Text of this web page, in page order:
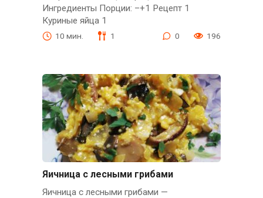
Ингредиенты Порции: –+1 Рецепт 1
Куриные яйца 1
10 мин. 1 0 196
Яичница с лесными грибами
Яичница с лесными грибами —